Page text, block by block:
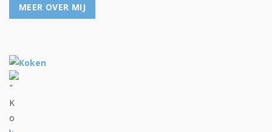
MEER OVER MIJ